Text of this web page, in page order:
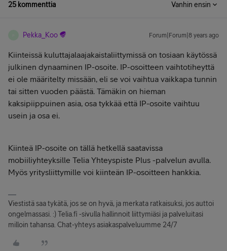
25 kommenttia Vanhin ensin
Pekka_Koo Forum|Forum|8 years ago
Kiinteissä kuluttajalaajakaistaliittymissä on tosiaan käytössä
julkinen dynaaminen IP-osoite. IP-osoitteen vaihtotiheyttä
ei ole määritelty missään, eli se voi vaihtua vaikkapa tunnin
tai sitten vuoden päästä. Tämäkin on hieman
kaksipiippuinen asia, osa tykkää että IP-osoite vaihtuu
usein ja osa ei.
Kiinteä IP-osoite on tällä hetkellä saatavissa
mobiiliyhteyksille Telia Yhteyspiste Plus -palvelun avulla.
Myös yritysliittymille voi kiinteän IP-osoitteen hankkia.
Viestistä saa tykätä, jos se on hyvä, ja merkata ratkaisuksi, jos auttoi
ongelmassasi. :) Telia.fi -sivulla hallinnoit liittymiäsi ja palveluitasi
milloin tahansa. Chat-yhteys asiakaspalveluumme 24/7